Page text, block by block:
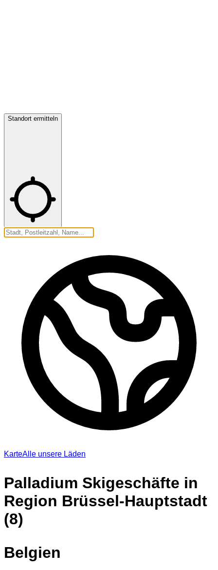
Standort ermitteln
KarteAlle unsere Läden
Palladium Skigeschäfte in
Region Brüssel-Hauptstadt
(8)
Belgien